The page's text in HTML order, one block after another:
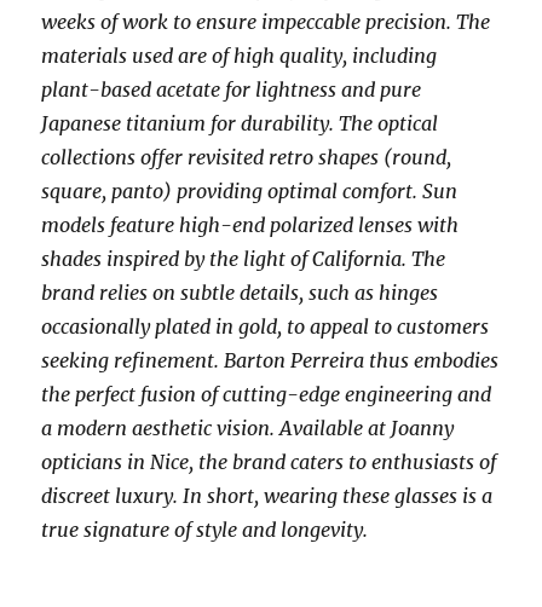
weeks of work to ensure impeccable precision. The
materials used are of high quality, including
plant-based acetate for lightness and pure
Japanese titanium for durability. The optical
collections offer revisited retro shapes (round,
square, panto) providing optimal comfort. Sun
models feature high-end polarized lenses with
shades inspired by the light of California. The
brand relies on subtle details, such as hinges
occasionally plated in gold, to appeal to customers
seeking refinement. Barton Perreira thus embodies
the perfect fusion of cutting-edge engineering and
a modern aesthetic vision. Available at Joanny
opticians in Nice, the brand caters to enthusiasts of
discreet luxury. In short, wearing these glasses is a
true signature of style and longevity.